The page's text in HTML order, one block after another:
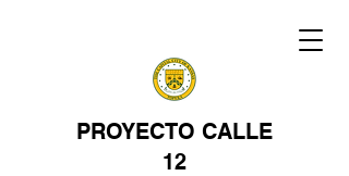
PROYECTO CALLE
12